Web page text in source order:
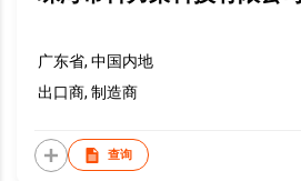
广东省, 中国内地
出口商, 制造商
查询